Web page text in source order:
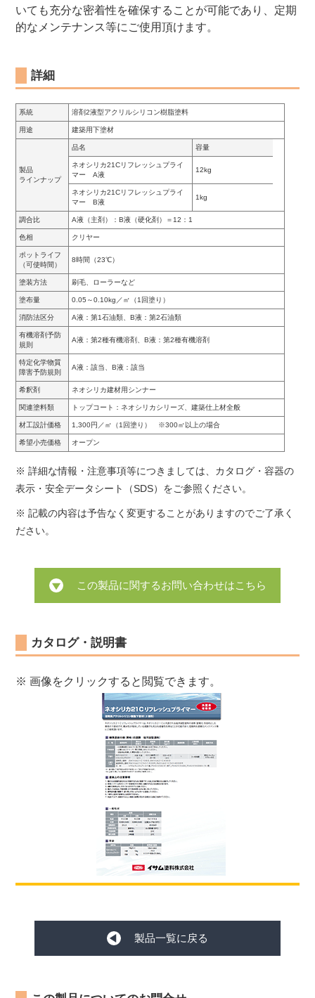
いても充分な密着性を確保することが可能であり、定期
的なメンテナンス等にご使用頂けます。
詳細
系統 溶剤2液型アクリルシリコン樹脂塗料
用途 建築用下塗材
製品
ラインナップ
品名 容量
ネオシリカ21Cリフレッシュプライ
マー A液
12kg
ネオシリカ21Cリフレッシュプライ
マー B液
1kg
調合比 A液（主剤）：B液（硬化剤）＝12：1
色相 クリヤー
ポットライフ
（可使時間）
8時間（23℃）
塗装方法 刷毛、ローラーなど
塗布量 0.05～0.10kg／㎡（1回塗り）
消防法区分 A液：第1石油類、B液：第2石油類
有機溶剤予防
規則
A液：第2種有機溶剤、B液：第2種有機溶剤
特定化学物質
障害予防規則
A液：該当、B液：該当
希釈剤 ネオシリカ建材用シンナー
関連塗料類 トップコート：ネオシリカシリーズ、建築仕上材全般
材工設計価格 1,300円／㎡（1回塗り） ※300㎡以上の場合
希望小売価格 オープン
※ 詳細な情報・注意事項等につきましては、カタログ・容器の
表示・安全データシート（SDS）をご参照ください。
※ 記載の内容は予告なく変更することがありますのでご了承く
ださい。
この製品に関するお問い合わせはこちら
カタログ・説明書
※ 画像をクリックすると閲覧できます。
製品一覧に戻る